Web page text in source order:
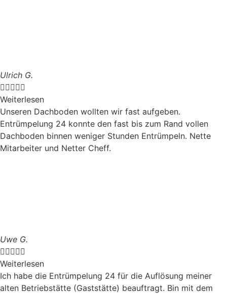
Ulrich G.

Weiterlesen
Unseren Dachboden wollten wir fast aufgeben.
Entrümpelung 24 konnte den fast bis zum Rand vollen
Dachboden binnen weniger Stunden Entrümpeln. Nette
Mitarbeiter und Netter Cheff.
Uwe G.

Weiterlesen
Ich habe die Entrümpelung 24 für die Auflösung meiner
alten Betriebstätte (Gaststätte) beauftragt. Bin mit dem